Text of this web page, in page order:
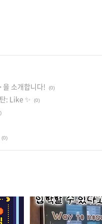
소개합니다! (0)
: Like ✨ (0)
(0)